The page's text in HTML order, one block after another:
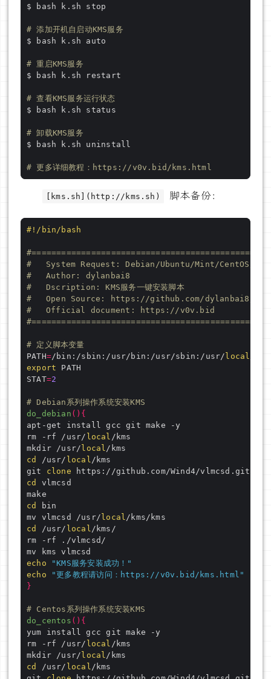
# 添加开机自启动KMS服务
# 重启KMS服务
# 查看KMS服务运行状态
# 卸载KMS服务
# 更多详细教程：https://v0v.bid/kms.html
[kms.sh](http://kms.sh) 脚本备份：
#!/bin/bash
#	System Request: Debian/Ubuntu/Mint/CentOS/
#	Author: dylanbai8
#	Dscription: KMS服务一键安装脚本
#	Open Source: https://github.com/dylanbai8/
#	Official document: https://v0v.bid
# 定义脚本变量
PATH=/bin:/sbin:/usr/bin:/usr/sbin:/usr/ local
export
STAT=2
# Debian系列操作系统安装KMS
do_debian (){
rm -rf /usr/ local
mkdir /usr/ local
cd
/usr/ local
git clone
cd
cd
mv vlmcsd /usr/ local
cd
/usr/ local
echo
"KMS服务安装成功！"
echo
"更多教程请访问：https://v0v.bid/kms.html"
}
# Centos系列操作系统安装KMS
do_centos (){
rm -rf /usr/ local
mkdir /usr/ local
cd
/usr/ local